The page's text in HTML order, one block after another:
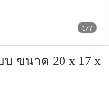
1/7
ขนาด 20 x 17 x